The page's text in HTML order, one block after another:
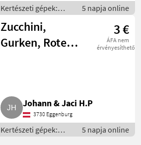
Kertészeti gépek:
zöldségtermesztés
gépei / Egyéb
zöldségtermesztési
gépek
5 napja online
Zucchini,
Gurken, Rote
3 €
ÁFA nem
érvényesíthető
Johann & Jaci H.P
3730 Eggenburg
Kertészeti gépek:
zöldségtermesztés
5 napja online